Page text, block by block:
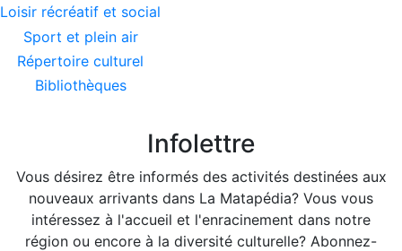
Loisir récréatif et social
Sport et plein air
Répertoire culturel
Bibliothèques
Infolettre
Vous désirez être informés des activités destinées aux
nouveaux arrivants dans La Matapédia? Vous vous
intéressez à l'accueil et l'enracinement dans notre
région ou encore à la diversité culturelle? Abonnez-